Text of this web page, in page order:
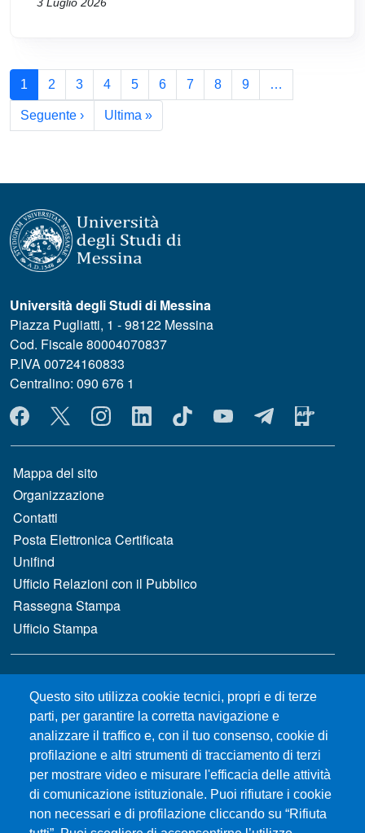
Paginazione
1 2 3 4 5 6 7 8 9 …
Seguente ›Pagina successiva
Ultima »Ultima pagina
Questo sito utilizza cookie tecnici, propri e di terze
parti, per garantire la corretta navigazione e
analizzare il traffico e, con il tuo consenso, cookie di
profilazione e altri strumenti di tracciamento di terzi
per mostrare video e misurare l'efficacia delle attività
di comunicazione istituzionale. Puoi rifiutare i cookie
non necessari e di profilazione cliccando su “Rifiuta
Università degli Studi di Messina
Piazza Pugliatti, 1 - 98122 Messina
Cod. Fiscale 80004070837
P.IVA 00724160833
Centralino: 090 676 1
MENÙ SOCIAL
MENÙ FOOTER 1
Mappa del sito
Organizzazione
Contatti
Posta Elettronica Certificata
Unifind
Ufficio Relazioni con il Pubblico
Rassegna Stampa
Ufficio Stampa
MENÙ FOOTER 2
Gare d'appalto
Albo online
CIAM - Servizi Informatici
Brand Identity
Elenco siti tematici
Servizi per Disabilità e DSA